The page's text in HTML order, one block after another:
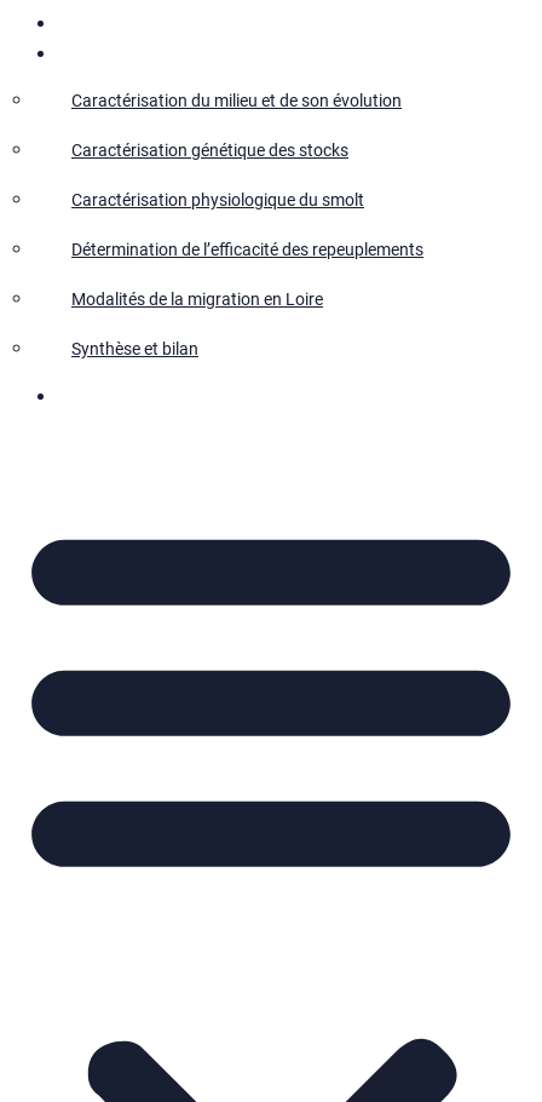
Caractérisation du milieu et de son évolution
Caractérisation génétique des stocks
Caractérisation physiologique du smolt
Détermination de l’efficacité des repeuplements
Modalités de la migration en Loire
Synthèse et bilan